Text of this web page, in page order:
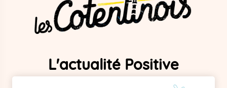
L'actualité Positive